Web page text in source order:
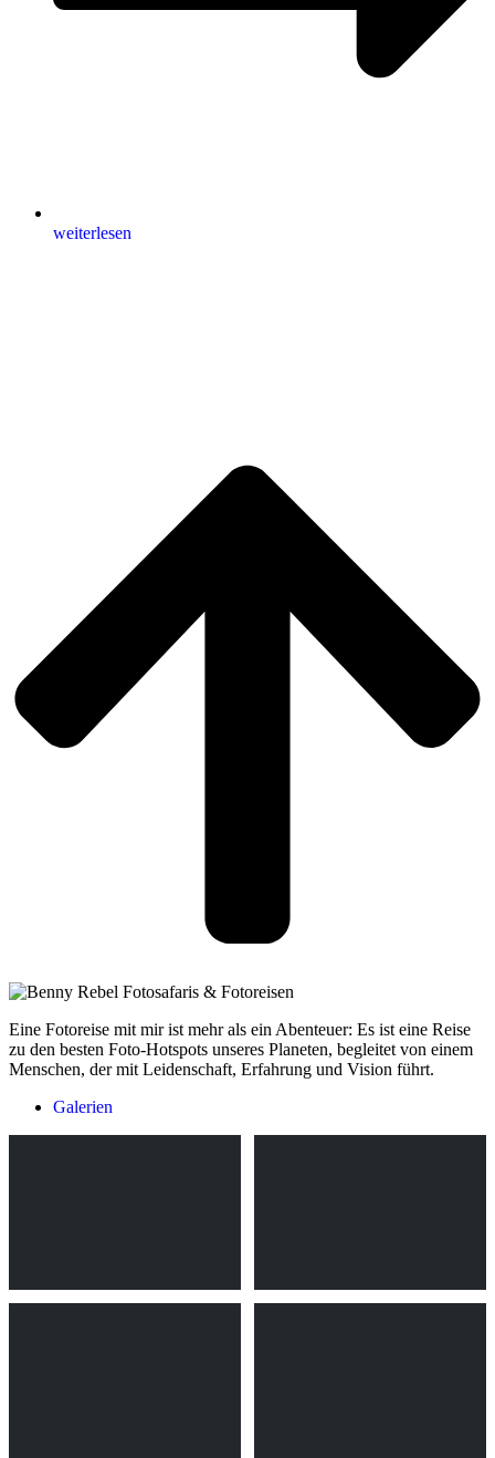
weiterlesen
Eine Fotoreise mit mir ist mehr als ein Abenteuer: Es ist eine Reise
zu den besten Foto-Hotspots unseres Planeten, begleitet von einem
Menschen, der mit Leidenschaft, Erfahrung und Vision führt.
Galerien